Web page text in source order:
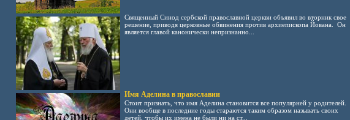
Священный Синод сербской православной церкви объявил во вторник свое
решение, приводя церковные обвинения против архиепископа Йована. Он
является главой канонически непризнанно...
Имя Аделина в православии
Стоит признать, что имя Аделина становится все популярней у родителей.
Они вообще в последние годы стараются таким образом называть своих
детей, чтобы их имена не были ни на ст...